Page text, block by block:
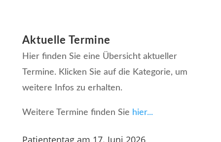
Aktuelle Termine
Hier finden Sie eine Übersicht aktueller
Termine. Klicken Sie auf die Kategorie, um
weitere Infos zu erhalten.
Weitere Termine finden Sie hier...